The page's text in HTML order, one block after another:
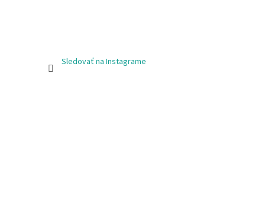
Sledovať na Instagrame